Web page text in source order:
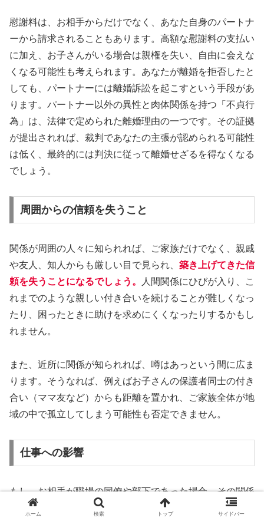
慰謝料は、お相手からだけでなく、あなた自身のパートナ
ーから請求されることもあります。高額な慰謝料の支払い
に加え、お子さんがいる場合は親権を失い、自由に会えな
くなる可能性も考えられます。あなたが離婚を拒否したと
しても、パートナーには離婚訴訟を起こすという手段があ
ります。パートナー以外の異性と肉体関係を持つ「不貞行
為」は、法律で定められた離婚理由の一つです。その証拠
が提出されれば、裁判であなたの主張が認められる可能性
は低く、最終的には判決に従って離婚せざるを得なくなる
でしょう。
周囲からの信頼を失うこと
関係が周囲の人々に知られれば、ご家族だけでなく、親戚
や友人、知人からも厳しい目で見られ、 築き上げてきた信
頼を失うことになるでしょう。
人間関係にひびが入り、こ
れまでのような親しい付き合いを続けることが難しくなっ
たり、困ったときに助けを求めにくくなったりするかもし
れません。
また、近所に関係が知られれば、噂はあっという間に広ま
ります。そうなれば、例えばお子さんの保護者同士の付き
合い（ママ友など）からも距離を置かれ、ご家族全体が地
域の中で孤立してしまう可能性も否定できません。
仕事への影響
もし、お相手が職場の同僚や部下であった場合、その関係
が会社に知られると、社内でのあなたの立場は著しく悪化
ホーム 検索 トップ サイドバー